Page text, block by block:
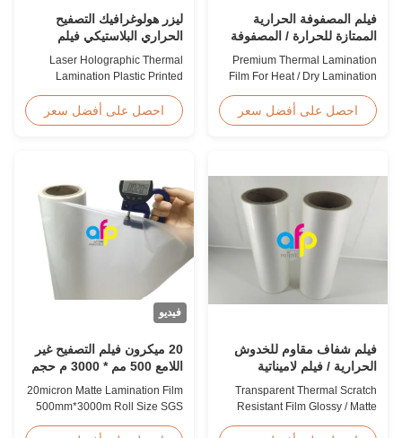
فيلم المصفوفة الحرارية
الممتازة للحرارة / المصفوفة
الجافة 12 - 350 ميكرون
Premium Thermal Lamination
Film For Heat / Dry Lamination
Lamination Use Premium
Laminating Roll Thermal
Specification Material BOPP
(Biaxially Oriented
Polypropylene) Film Thickness
احصل على أفضل سعر
ليزر هولوغرافيك التصفيح
الحراري البلاستيكي فيلم
معدني مطبوع لتغليف الهدايا
Laser Holographic Thermal
Lamination Plastic Printed
Packaging Product Overview
Gift Packaging Film Laser
range of designs for wrapping
gifts. This laser holographic
lamination film makes
packaging ...
احصل على أفضل سعر
فيلم شفاف مقاوم للخدوش
الحرارية / فيلم لاميناتية
متضارقة / متطاطية المنتهية
موافقة SGS
Transparent Thermal Scratch
Resistant Film Glossy / Matte
فيديو
20 ميكرون فيلم التصفيح غير
اللامع 500 مم * 3000 م حجم
لفة شهادة SGS
20micron Matte Lamination Film
500mm*3000m Roll Size SGS